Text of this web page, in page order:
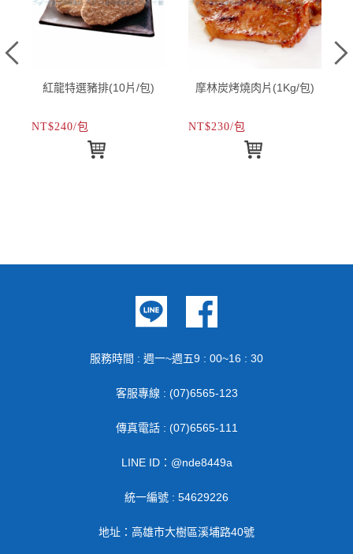
紅龍特選豬排(10片/包)
NT$240/包
摩林炭烤燒肉片(1Kg/包)
NT$230/包
服務時間 : 週一~週五9 : 00~16 : 30
客服專線 : (07)6565-123
傳真電話 : (07)6565-111
LINE ID：@nde8449a
統一編號 : 54629226
地址：高雄市大樹區溪埔路40號